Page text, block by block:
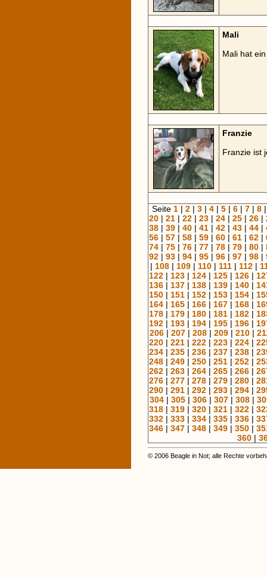
Mali
Mali hat
Franzie
Franzie ist
Seite 1| 2| 3| 4| 5| 6| 7| 8
20 | 21 | 22 | 23 | 24 | 25 | 26 |
38 | 39 | 40 | 41 | 42 | 43 | 44 |
56 | 57 | 58 | 59 | 60 | 61 | 62 |
74 | 75 | 76 | 77 | 78 | 79 | 80 |
92 | 93 | 94 | 95 | 96 | 97 | 98 |
| 108| 109| 110| 111| 112|
122 | 123 | 124 | 125 | 126 |
136 | 137 | 138 | 139 | 140 |
150 | 151 | 152 | 153 | 154 |
164 | 165 | 166 | 167 | 168 |
178 | 179 | 180 | 181 | 182 |
192 | 193 | 194 | 195 | 196 |
206| 207| 208| 209| 210|
220 | 221 | 222 | 223 | 224 |
234 | 235 | 236 | 237 | 238 |
248 | 249 | 250 | 251 | 252 |
262 | 263 | 264 | 265 | 266 |
276 | 277 | 278 | 279 | 280 |
290 | 291 | 292 | 293 | 294 |
304| 305| 306| 307| 308|
318 | 319 | 320 | 321 | 322 |
332 | 333 | 334 | 335 | 336 |
346 | 347 | 348 | 349 | 350 |
360 |
© 2006 Beagle in Not; alle Rechte